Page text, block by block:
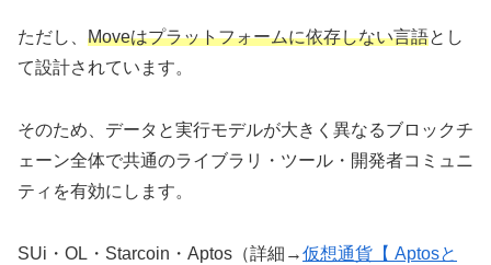
ただし、 Moveはプラットフォームに依存しない言語とし
て設計されています。
そのため、データと実行モデルが大きく異なるブロックチ
ェーン全体で共通のライブラリ・ツール・開発者コミュニ
ティを有効にします。
SUi・OL・Starcoin・Aptos（詳細→仮想通貨【 Aptosと